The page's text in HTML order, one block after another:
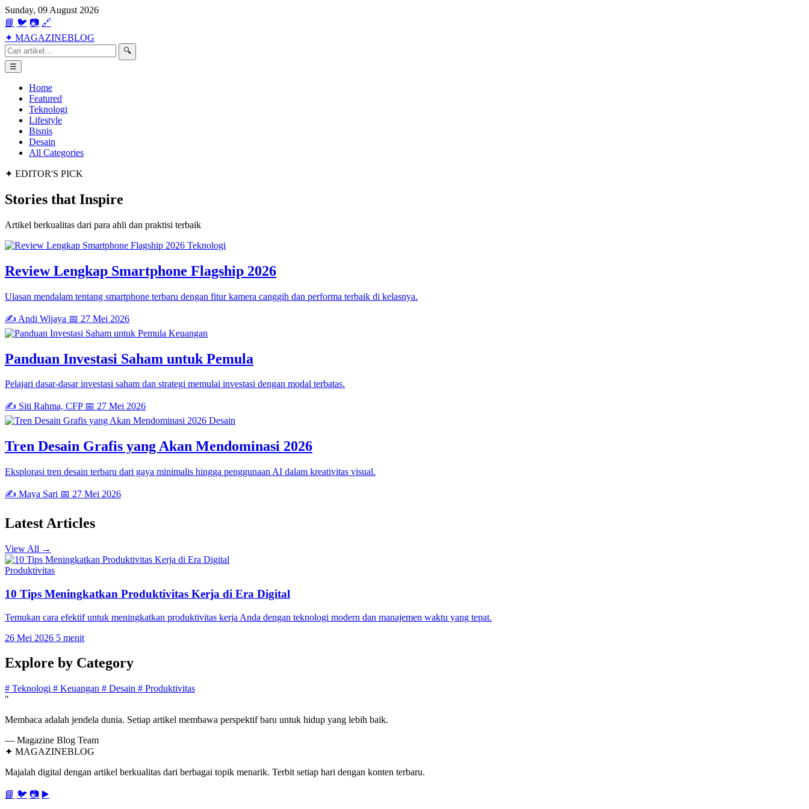
Sunday, 09 August 2026
📘 🐦 📷 🔗
✦ MAGAZINEBLOG
🔍
☰
Home
Featured
Teknologi
Lifestyle
Bisnis
Desain
All Categories
✦ EDITOR'S PICK
Stories that Inspire
Artikel berkualitas dari para ahli dan praktisi terbaik
Teknologi
Review Lengkap Smartphone Flagship 2026
Ulasan mendalam tentang smartphone terbaru dengan fitur kamera canggih dan performa terbaik di kelasnya.
✍️ Andi Wijaya 📅 27 Mei 2026
Keuangan
Panduan Investasi Saham untuk Pemula
Pelajari dasar-dasar investasi saham dan strategi memulai investasi dengan modal terbatas.
✍️ Siti Rahma, CFP 📅 27 Mei 2026
Desain
Tren Desain Grafis yang Akan Mendominasi 2026
Eksplorasi tren desain terbaru dari gaya minimalis hingga penggunaan AI dalam kreativitas visual.
✍️ Maya Sari 📅 27 Mei 2026
Latest Articles
View All →
Produktivitas
10 Tips Meningkatkan Produktivitas Kerja di Era Digital
Temukan cara efektif untuk meningkatkan produktivitas kerja Anda dengan teknologi modern dan manajemen waktu yang tepat.
26 Mei 2026 5 menit
Explore by Category
# Teknologi # Keuangan # Desain # Produktivitas
"
Membaca adalah jendela dunia. Setiap artikel membawa perspektif baru untuk hidup yang lebih baik.
— Magazine Blog Team
✦ MAGAZINEBLOG
Majalah digital dengan artikel berkualitas dari berbagai topik menarik. Terbit setiap hari dengan konten terbaru.
📘 🐦 📷 ▶️